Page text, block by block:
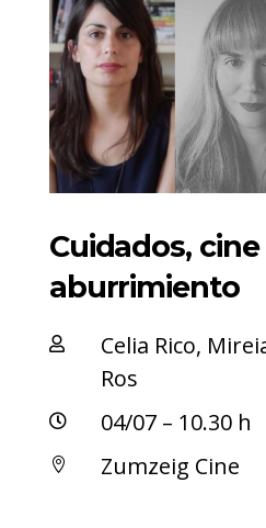
Cuidados, cine
aburrimiento

Celia Rico,
Ros
 04/07 – 10.30 h
 Zumzeig Cine